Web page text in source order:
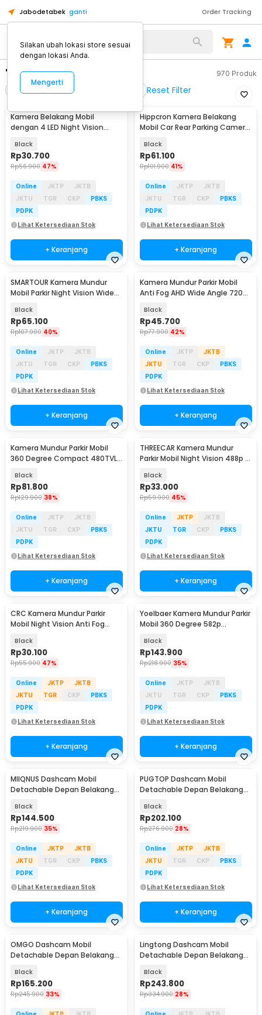
Jabodetabek ganti Order Tracking
"kamera mobil" 970 Produk
Urutkan Reset Filter
Kamera Belakang Mobil
dengan 4 LED Night Vision
Black
Rp30.700
Rp56.900 47%
Online JKTP
JKTB
JKTU
TGR CKP
PBKS
PDPK
Lihat Ketersediaan Stok
+ Keranjang
Hippcron Kamera Belakang
Mobil Car Rear Parking Camera
Black
Rp61.100
Rp101.900 41%
Online JKTP
JKTB
JKTU
TGR CKP
PBKS
PDPK
Lihat Ketersediaan Stok
+ Keranjang
SMARTOUR Kamera Mundur
Mobil Parkir Night Vision Wide
Black
Rp65.100
Rp107.900 40%
Online JKTP
JKTB
JKTU
TGR CKP
PBKS
PDPK
Lihat Ketersediaan Stok
+ Keranjang
Kamera Mundur Parkir Mobil
Anti Fog AHD Wide Angle 720p
Black
Rp45.700
Rp77.900 42%
Online JKTP
JKTB
JKTU
TGR CKP
PBKS
PDPK
Lihat Ketersediaan Stok
+ Keranjang
Kamera Mundur Parkir Mobil
360 Degree Compact 480TVL
Black
Rp81.800
Rp129.900 38%
Online JKTP
JKTB
JKTU
TGR CKP
PBKS
PDPK
Lihat Ketersediaan Stok
+ Keranjang
THREECAR Kamera Mundur
Parkir Mobil Night Vision 488p 12
Black
Rp33.000
Rp59.900 45%
Online JKTP
JKTB
JKTU
TGR CKP
PBKS
PDPK
Lihat Ketersediaan Stok
+ Keranjang
CRC Kamera Mundur Parkir
Mobil Night Vision Anti Fog
Black
Rp30.100
Rp55.900 47%
Online JKTP
JKTB
JKTU
TGR CKP
PBKS
PDPK
Lihat Ketersediaan Stok
+ Keranjang
Yoelbaer Kamera Mundur Parkir
Mobil 360 Degree 582p
Black
Rp143.900
Rp218.900 35%
Online JKTP
JKTB
JKTU
TGR CKP
PBKS
PDPK
Lihat Ketersediaan Stok
+ Keranjang
MIIQNUS Dashcam Mobil
Detachable Depan Belakang
Black
Rp144.500
Rp219.900 35%
Online JKTP
JKTB
JKTU
TGR CKP
PBKS
PDPK
Lihat Ketersediaan Stok
+ Keranjang
PUGTOP Dashcam Mobil
Detachable Depan Belakang
Black
Rp202.100
Rp276.900 28%
Online JKTP
JKTB
JKTU
TGR CKP
PBKS
PDPK
Lihat Ketersediaan Stok
+ Keranjang
OMGO Dashcam Mobil
Detachable Depan Belakang
Black
Rp165.200
Rp245.900 33%
Lingtong Dashcam Mobil
Detachable Depan Belakang
Black
Rp243.800
Rp334.900 28%
Silakan ubah lokasi store sesuai
dengan lokasi Anda.
Mengerti